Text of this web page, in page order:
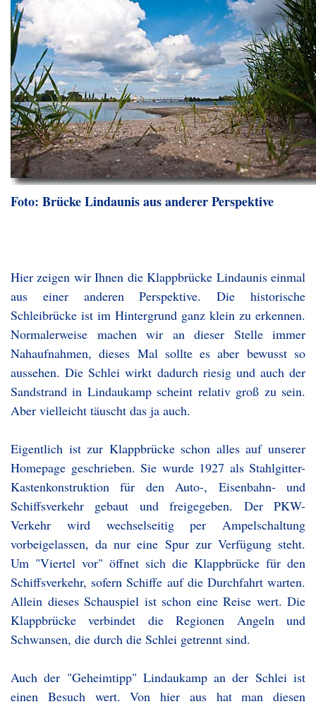
Foto: Brücke Lindaunis aus anderer Perspektive
Hier zeigen wir Ihnen die Klappbrücke Lindaunis einmal
aus einer anderen Perspektive. Die historische
Schleibrücke ist im Hintergrund ganz klein zu erkennen.
Normalerweise machen wir an dieser Stelle immer
Nahaufnahmen, dieses Mal sollte es aber bewusst so
aussehen. Die Schlei wirkt dadurch riesig und auch der
Sandstrand in Lindaukamp scheint relativ groß zu sein.
Aber vielleicht täuscht das ja auch.
Eigentlich ist zur Klappbrücke schon alles auf unserer
Homepage geschrieben. Sie wurde 1927 als Stahlgitter-
Kastenkonstruktion für den Auto-, Eisenbahn- und
Schiffsverkehr gebaut und freigegeben. Der PKW-
Verkehr wird wechselseitig per Ampelschaltung
vorbeigelassen, da nur eine Spur zur Verfügung steht.
Um "Viertel vor" öffnet sich die Klappbrücke für den
Schiffsverkehr, sofern Schiffe auf die Durchfahrt warten.
Allein dieses Schauspiel ist schon eine Reise wert. Die
Klappbrücke verbindet die Regionen Angeln und
Schwansen, die durch die Schlei getrennt sind.
Auch der "Geheimtipp" Lindaukamp an der Schlei ist
einen Besuch wert. Von hier aus hat man diesen